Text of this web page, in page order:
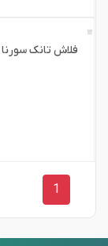
فلاش تانک سورنا 4.5 لیتری اقتصادی (تاپ)
1